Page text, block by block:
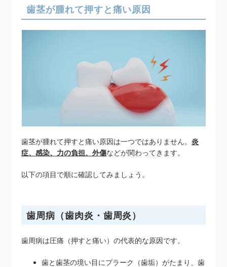
歯茎が腫れて押すと痛い原因
歯茎が腫れて押すと痛い原因は一つではありません。炎
症、感染、力の負担、外傷などが関わってきます。
以下の項目で順に確認してみましょう。
歯周病（歯肉炎・歯周炎）
歯周病は圧痛（押すと痛い）の代表的な原因です。
歯と歯茎の境い目にプラーク（歯垢）がたまり、歯